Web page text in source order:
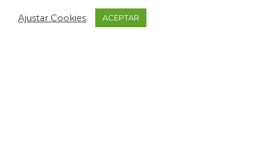
Ajustar Cookies ACEPTAR